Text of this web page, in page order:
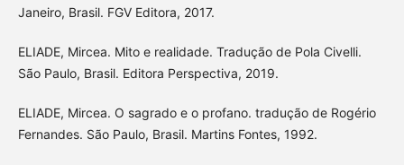
Janeiro, Brasil. FGV Editora, 2017.
ELIADE, Mircea. Mito e realidade. Tradução de Pola Civelli.
São Paulo, Brasil. Editora Perspectiva, 2019.
ELIADE, Mircea. O sagrado e o profano. tradução de Rogério
Fernandes. São Paulo, Brasil. Martins Fontes, 1992.